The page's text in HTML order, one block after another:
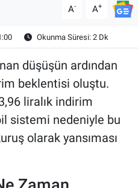
A- A+
Okunma Süresi: 2 Dk
düşüşün ardından
beklentisi oluştu.
liralık indirim
sistemi nedeniyle bu
olarak yansıması